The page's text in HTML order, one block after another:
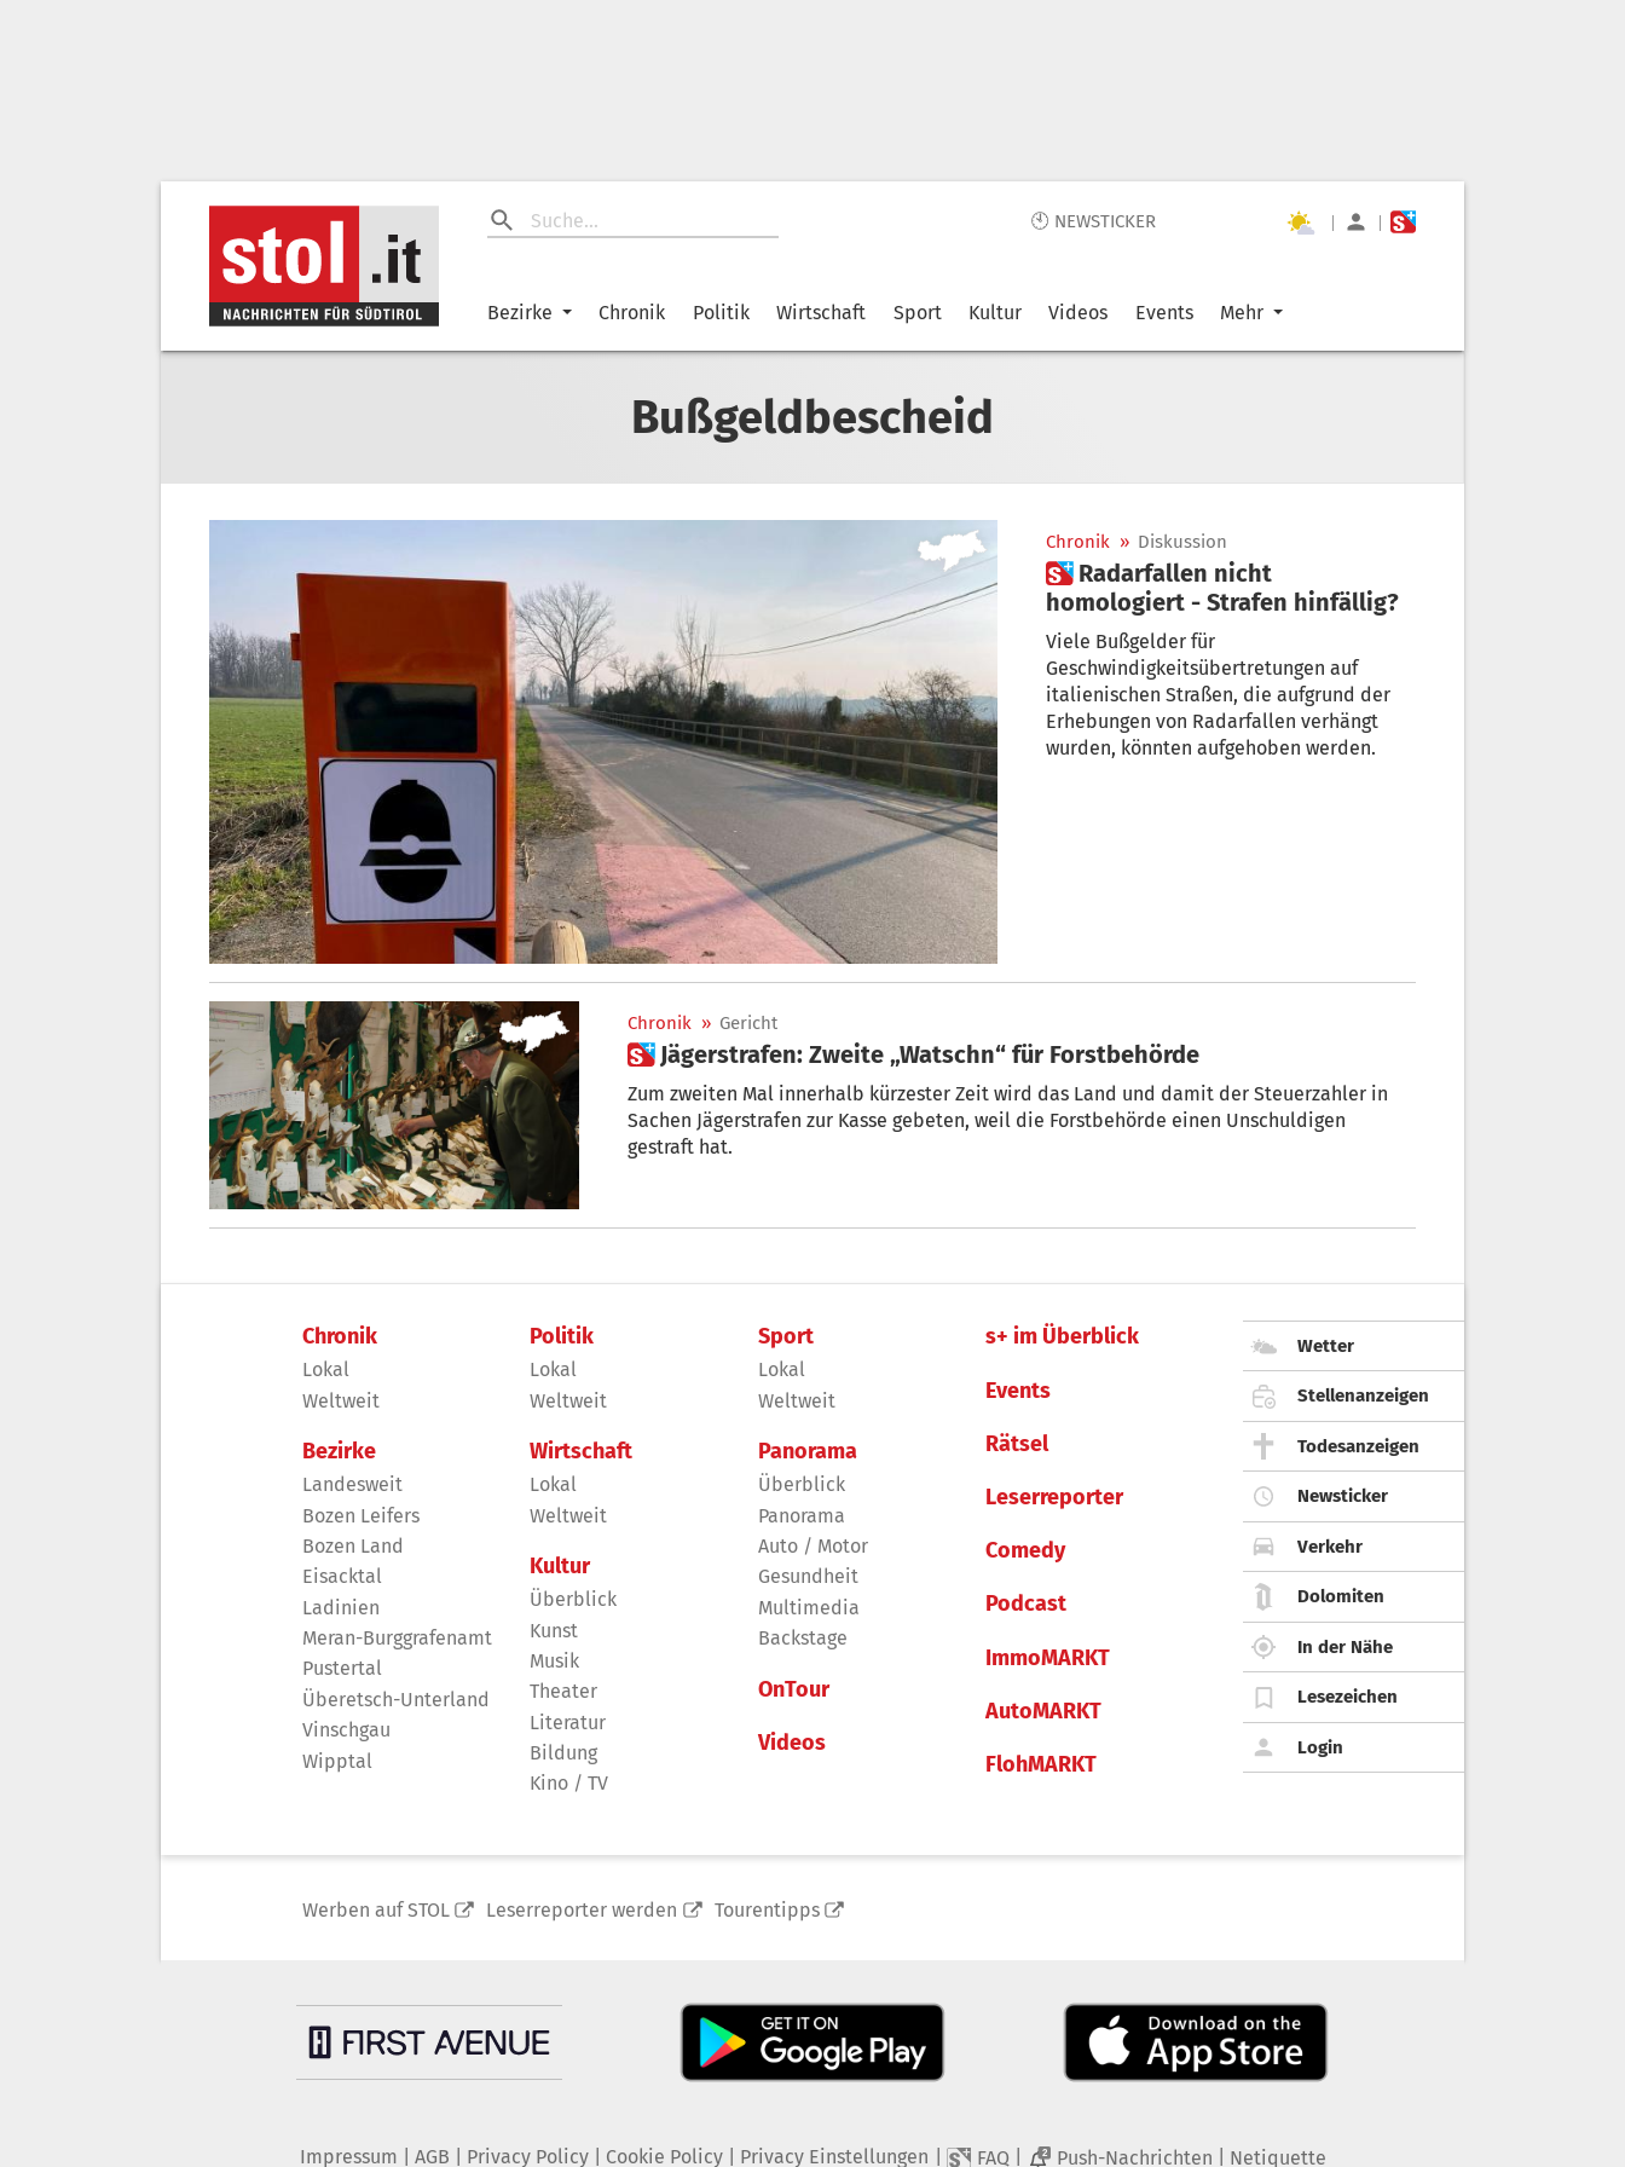
🕙 NEWSTICKER | |
Bezirke Chronik Politik Wirtschaft Sport Kultur Videos Events Mehr
Bußgeldbescheid
Chronik » Diskussion
 Radarfallen nicht
homologiert - Strafen hinfällig?
Viele Bußgelder für
Geschwindigkeitsübertretungen auf
italienischen Straßen, die aufgrund der
Erhebungen von Radarfallen verhängt
wurden, könnten aufgehoben werden.
Chronik » Gericht
 Jägerstrafen: Zweite „Watschn“ für Forstbehörde
Zum zweiten Mal innerhalb kürzester Zeit wird das Land und damit der Steuerzahler in
Sachen Jägerstrafen zur Kasse gebeten, weil die Forstbehörde einen Unschuldigen
gestraft hat.
Chronik
Lokal
Weltweit
Bezirke
Landesweit
Bozen Leifers
Bozen Land
Eisacktal
Ladinien
Meran-Burggrafenamt
Pustertal
Überetsch-Unterland
Vinschgau
Wipptal
Politik
Lokal
Weltweit
Wirtschaft
Lokal
Weltweit
Kultur
Überblick
Kunst
Musik
Theater
Literatur
Bildung
Kino / TV
Sport
Lokal
Weltweit
Panorama
Überblick
Panorama
Auto / Motor
Gesundheit
Multimedia
Backstage
OnTour
Videos
s+ im Überblick
Events
Rätsel
Leserreporter
Comedy
Podcast
ImmoMARKT
AutoMARKT
FlohMARKT
Wetter
Stellenanzeigen
Todesanzeigen
Newsticker
Verkehr
Dolomiten
In der Nähe
Lesezeichen
Login
Werben auf STOL Leserreporter werden Tourentipps
Impressum AGB Privacy Policy| Cookie Policy| Privacy Einstellungen FAQ 2 Push-Nachrichten Netiquette